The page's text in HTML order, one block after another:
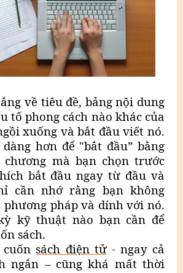
về tiêu đề, bảng nội dung
tố phong cách nào khác của
xuống và bắt đầu viết nó.
hơn để "bắt đầu” bằng
mà bạn chọn trước
bắt đầu ngay từ đầu và
cần nhớ rằng bạn không
pháp và dính với nó.
kỹ thuật nào bạn cần để
sách.
sách điện tử- ngay cả
ngắn – cũng khá mất thời